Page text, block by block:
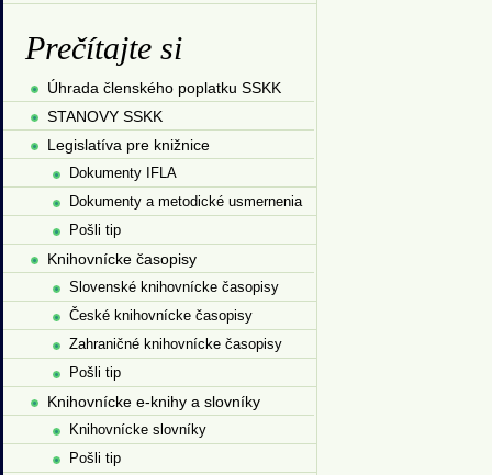
Prečítajte si
Úhrada členského poplatku SSKK
STANOVY SSKK
Legislatíva pre knižnice
Dokumenty IFLA
Dokumenty a metodické usmernenia
Pošli tip
Knihovnícke časopisy
Slovenské knihovnícke časopisy
České knihovnícke časopisy
Zahraničné knihovnícke časopisy
Pošli tip
Knihovnícke e-knihy a slovníky
Knihovnícke slovníky
Pošli tip